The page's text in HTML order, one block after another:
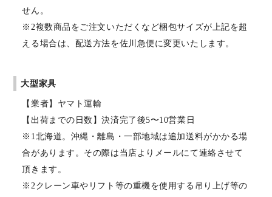
せん。
※2複数商品をご注文いただくなど梱包サイズが上記を超
える場合は、配送方法を佐川急便に変更いたします。
大型家具
【業者】ヤマト運輸
【出荷までの日数】決済完了後5〜10営業日
※1北海道。沖縄・離島・一部地域は追加送料がかかる場
合があります。その際は当店よりメールにて連絡させて
頂きます。
※2クレーン車やリフト等の重機を使用する吊り上げ等の